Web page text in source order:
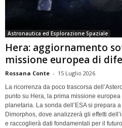
Astronautica ed Esplorazione Spaziale
Hera: aggiornamento
missione europea di
Rossana Conte - 15 Luglio 2026
La ricorrenza da poco trascorsa
punto su Hera, la prima missione
planetaria. La sonda dell’ESA si prepara
Dimorphos, dove analizzerà gli effetti
e raccoglierà dati fondamentali per il